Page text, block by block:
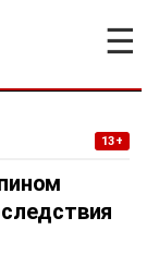
☰
13+